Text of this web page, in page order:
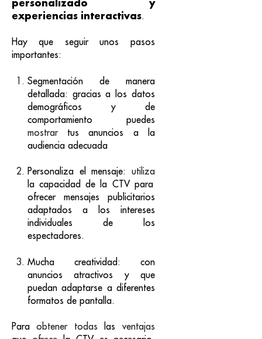
personalizado y
experiencias interactivas.
Hay que seguir unos pasos
importantes:
Segmentación de manera
detallada: gracias a los datos
demográficos y de
comportamiento puedes
mostrartus anuncios a la
audiencia adecuada
Personaliza el mensaje: utiliza
la capacidad de la CTV para
ofrecer mensajes publicitarios
adaptados a los intereses
individuales de los
espectadores.
Mucha creatividad: con
anuncios atractivos y que
puedan adaptarse a diferentes
formatos de pantalla.
Paraobtener todas las ventajas